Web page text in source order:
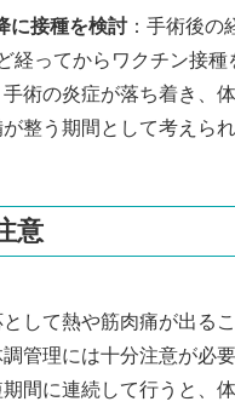
に接種を検討：手術後の
経ってからワクチン接種
術の炎症が落ち着き、
整う期間として考えられ
意
して熱や筋肉痛が出る
管理には十分注意が必
間に連続して行うと、